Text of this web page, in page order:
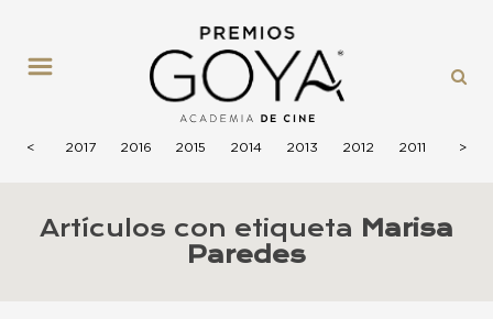
<
2018 2017 2016 2015 2014 2013 2012 2011 2010
>
Artículos con etiqueta Marisa
Paredes